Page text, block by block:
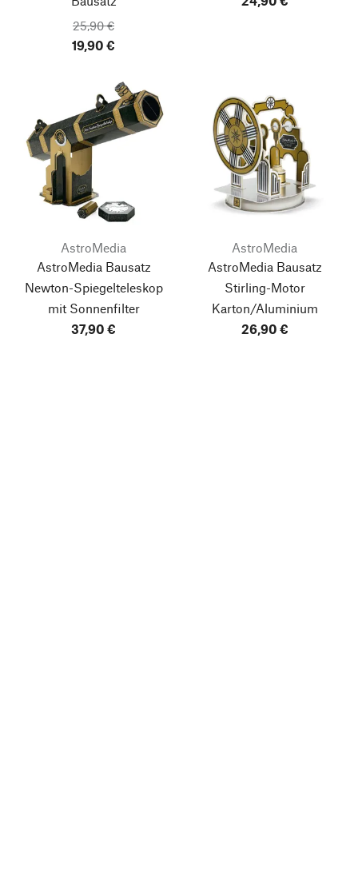
25,90 €
19,90 €
AstroMedia
AstroMedia Bausatz
Newton-Spiegelteleskop
mit Sonnenfilter
37,90 €
AstroMedia
AstroMedia Bausatz
Stirling-Motor
Karton/Aluminium
26,90 €